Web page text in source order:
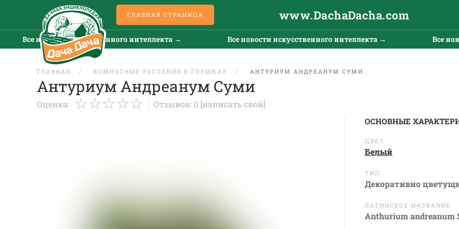
ГЛАВНАЯ СТРАНИЦА www.DachaDacha.com
Все новости искусственного интеллекта → Все новости искусственного интеллекта → Все
ГЛАВНАЯ КОМНАТНЫЕ РАСТЕНИЯ В ГОРШКАХ АНТУРИУМ АНДРЕАНУМ СУМИ
Антуриум Андреанум Суми
Оценка: Отзывов: 0 [написать свой]
ОСНОВНЫЕ
ЦВЕТ
Белый
ТИП
Декоративно
ЛАТИНСКОЕ НАЗВАНИЕ
Anthurium andreanum